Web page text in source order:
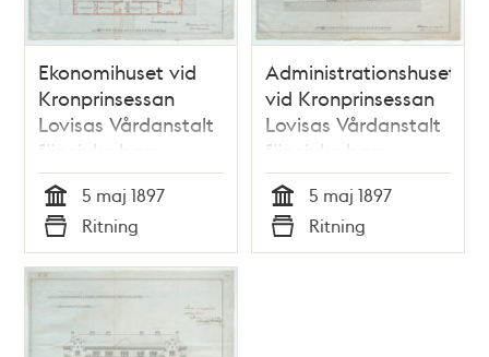
Ekonomihuset vid
Kronprinsessan
Lovisas Vårdanstalt
för sjuka barn -
ritning 1897
Tid
5 maj 1897
Typ
Ritning
Administrationshuset
vid Kronprinsessan
Lovisas Vårdanstalt
för sjuka barn -
ritning 1897
Tid
5 maj 1897
Typ
Ritning